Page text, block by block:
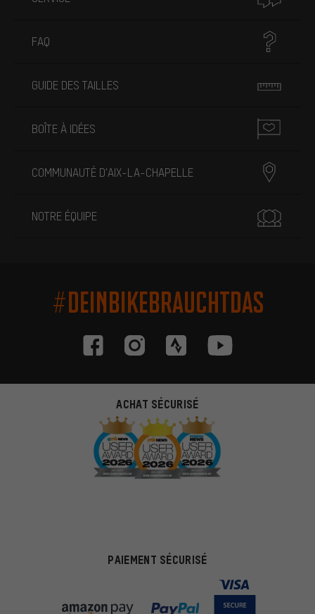
FAQ
GUIDE DES TAILLES
BOÎTE À IDÉES
COMMUNAUTÉ D'AIX-LA-CHAPELLE
NOTRE ÉQUIPE
#DEINBIKEBRAUCHTDAS
ACHAT SÉCURISÉ
PAIEMENT SÉCURISÉ